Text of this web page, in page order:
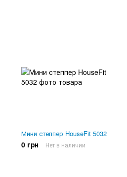
Мини степпер HouseFit 5032
0 грн Нет в наличии